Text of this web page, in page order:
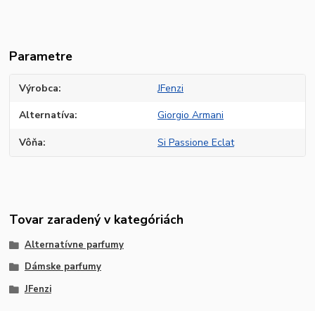
Parametre
Výrobca JFenzi
Alternatíva Giorgio Armani
Vôňa Si Passione Eclat
Tovar zaradený v kategóriách
Alternatívne parfumy
Dámske parfumy
JFenzi